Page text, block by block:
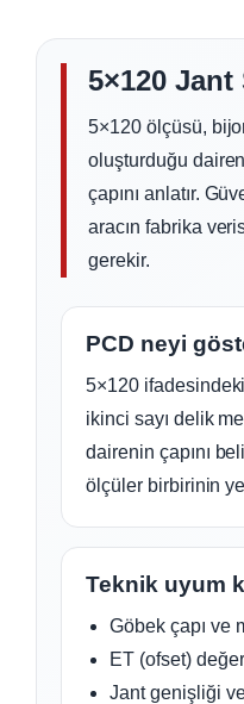
5×120 Jant
5×120 ölçüsü,
oluşturduğu
çapını anlatır.
aracın fabrika
gerekir.
PCD neyi
5×120
ikinci sayı delik
dairenin çapını
ölçüler birbirinin
Teknik uyum
Göbek çapı ve
ET (ofset)
Jant genişliği